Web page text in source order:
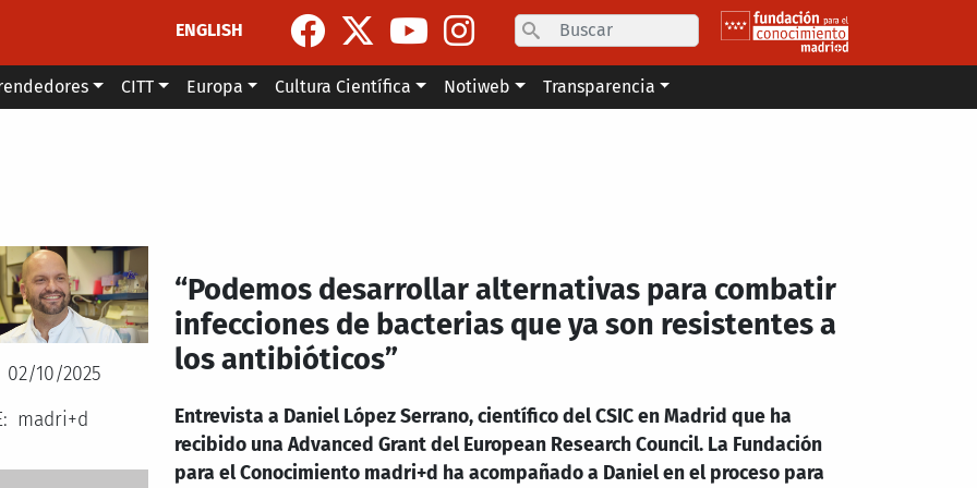
ENGLISH
Search
CITT Europa Cultura Científica Notiweb Transparencia
02/10/2025
madri+d
“Podemos desarrollar alternativas para combatir
infecciones de bacterias que ya son resistentes a
los antibióticos”
Entrevista a Daniel López Serrano, científico del CSIC en Madrid que ha
recibido una Advanced Grant del European Research Council. La Fundación
para el Conocimiento madri+d ha acompañado a Daniel en el proceso para